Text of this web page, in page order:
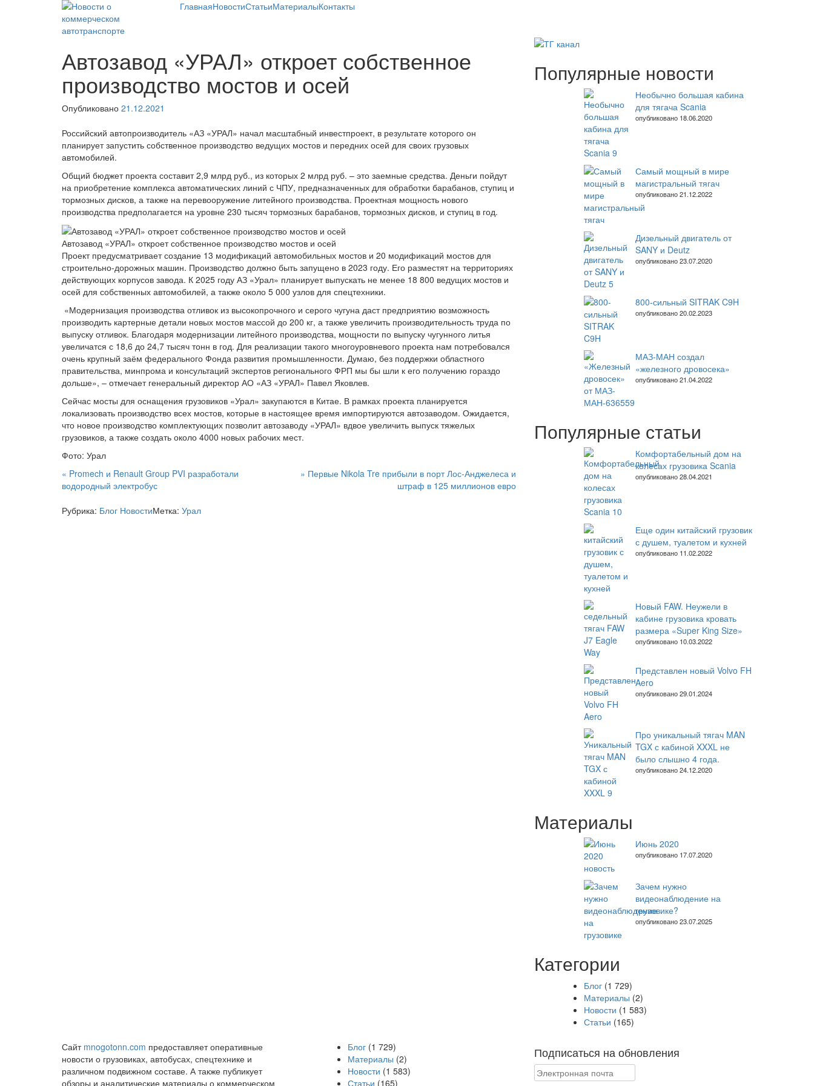
автотранспорте
автотранспорте: грузовых
автомобилях и
спецтехнике
ГлавнаяНовостиСтатьиМатериалыКонтакты
Автозавод «УРАЛ» откроет собственное
производство мостов и осей
Опубликовано 21.12.2021
Российский автопроизводитель «АЗ «УРАЛ» начал масштабный инвестпроект, в результате которого он
планирует запустить собственное производство ведущих мостов и передних осей для своих грузовых
автомобилей.
Общий бюджет проекта составит 2,9 млрд руб., из которых 2 млрд руб. – это заемные средства. Деньги пойдут
на приобретение комплекса автоматических линий с ЧПУ, предназначенных для обработки барабанов, ступиц и
тормозных дисков, а также на перевооружение литейного производства. Проектная мощность нового
производства предполагается на уровне 230 тысяч тормозных барабанов, тормозных дисков, и ступиц в год.
Автозавод «УРАЛ» откроет собственное производство мостов и осей
Проект предусматривает создание 13 модификаций автомобильных мостов и 20 модификаций мостов для
строительно-дорожных машин. Производство должно быть запущено в 2023 году. Его разместят на территориях
действующих корпусов завода. К 2025 году АЗ «Урал» планирует выпускать не менее 18 800 ведущих мостов и
осей для собственных автомобилей, а также около 5 000 узлов для спецтехники.
«Модернизация производства отливок из высокопрочного и серого чугуна даст предприятию возможность
производить картерные детали новых мостов массой до 200 кг, а также увеличить производительность труда по
выпуску отливок. Благодаря модернизации литейного производства, мощности по выпуску чугунного литья
увеличатся с 18,6 до 24,7 тысяч тонн в год. Для реализации такого многоуровневого проекта нам потребовался
очень крупный заём федерального Фонда развития промышленности. Думаю, без поддержки областного
правительства, минпрома и консультаций экспертов регионального ФРП мы бы шли к его получению гораздо
дольше», – отмечает генеральный директор АО «АЗ «УРАЛ» Павел Яковлев.
Сейчас мосты для оснащения грузовиков «Урал» закупаются в Китае. В рамках проекта планируется
локализовать производство всех мостов, которые в настоящее время импортируются автозаводом. Ожидается,
что новое производство комплектующих позволит автозаводу «УРАЛ» вдвое увеличить выпуск тяжелых
грузовиков, а также создать около 4000 новых рабочих мест.
Фото: Урал
Навигация
по
записям
« Promech и Renault Group PVI разработали
водородный электробус
» Первые Nikola Tre прибыли в порт Лос-Анджелеса и
штраф в 125 миллионов евро
Рубрика: Блог НовостиМетка: Урал
Популярные новости
Необычно большая кабина
для тягача Scania
опубликовано 18.06.2020
Самый мощный в мире
магистральный тягач
опубликовано 21.12.2022
Дизельный двигатель от
SANY и Deutz
опубликовано 23.07.2020
800-сильный SITRAK C9H
опубликовано 20.02.2023
МАЗ-МАН создал
«железного дровосека»
опубликовано 21.04.2022
Популярные статьи
Комфортабельный дом на
колесах грузовика Scania
опубликовано 28.04.2021
Еще один китайский грузовик
с душем, туалетом и кухней
опубликовано 11.02.2022
Новый FAW. Неужели в
кабине грузовика кровать
размера «Super King Size»
опубликовано 10.03.2022
Представлен новый Volvo FH
Aero
опубликовано 29.01.2024
Про уникальный тягач MAN
TGX с кабиной XXXL не
было слышно 4 года.
опубликовано 24.12.2020
Материалы
Июнь 2020
опубликовано 17.07.2020
Зачем нужно
видеонаблюдение на
грузовике?
опубликовано 23.07.2025
Категории
Блог (1 729)
Материалы (2)
Новости (1 583)
Статьи (165)
Сайт mnogotonn.com предоставляет оперативные
новости о грузовиках, автобусах, спецтехнике и
различном подвижном составе. А также публикует
обзоры и аналитические материалы о коммерческом
Блог (1 729)
Материалы (2)
Новости (1 583)
Статьи (165)
Подписаться на обновления